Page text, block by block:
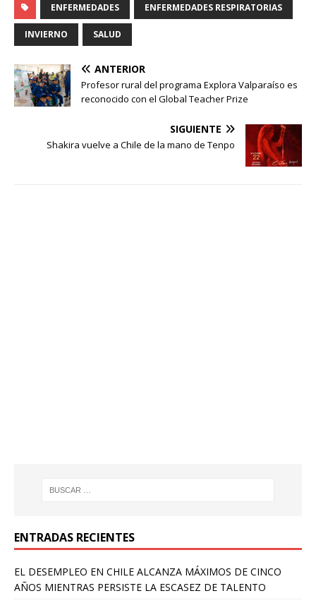
ENFERMEDADES ENFERMEDADES RESPIRATORIAS
INVIERNO SALUD
ANTERIOR
Profesor rural del programa Explora Valparaíso es
reconocido con el Global Teacher Prize
SIGUIENTE
Shakira vuelve a Chile de la mano de Tenpo
ENTRADAS RECIENTES
EL DESEMPLEO EN CHILE ALCANZA MÁXIMOS DE CINCO
AÑOS MIENTRAS PERSISTE LA ESCASEZ DE TALENTO